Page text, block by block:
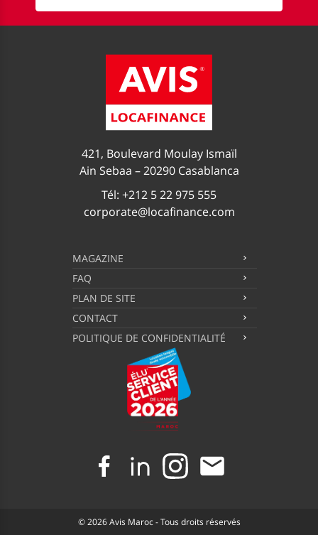
421, Boulevard Moulay Ismaïl
Ain Sebaa – 20290 Casablanca
Tél: +212 5 22 975 555
corporate@locafinance.com
MAGAZINE
FAQ
PLAN DE SITE
CONTACT
POLITIQUE DE CONFIDENTIALITÉ
© 2026 Avis Maroc - Tous droits réservés